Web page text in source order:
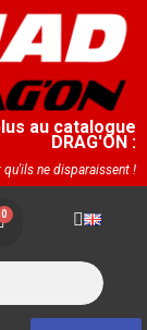
au catalogue
DRAG'ON :
qu'ils ne disparaissent !